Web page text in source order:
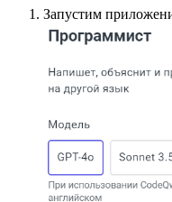
Запустим